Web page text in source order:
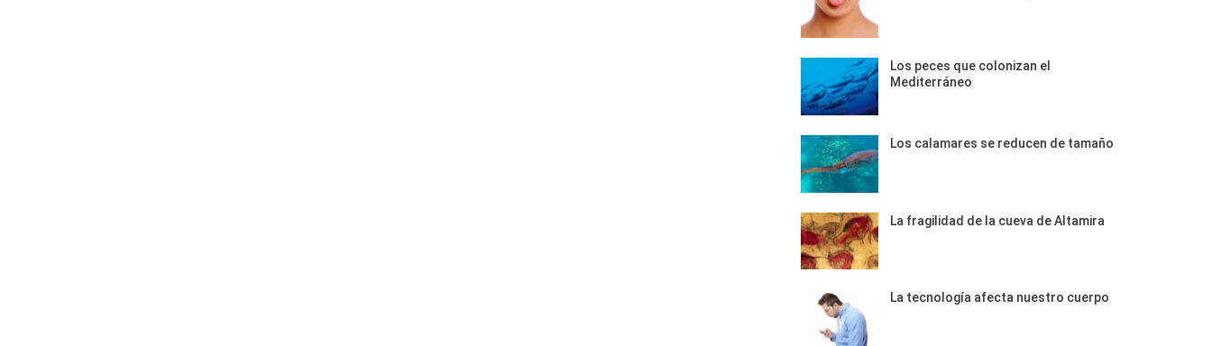
Los peces que colonizan el
Mediterráneo
Los calamares se reducen de tamaño
La fragilidad de la cueva de Altamira
La tecnología afecta nuestro cuerpo